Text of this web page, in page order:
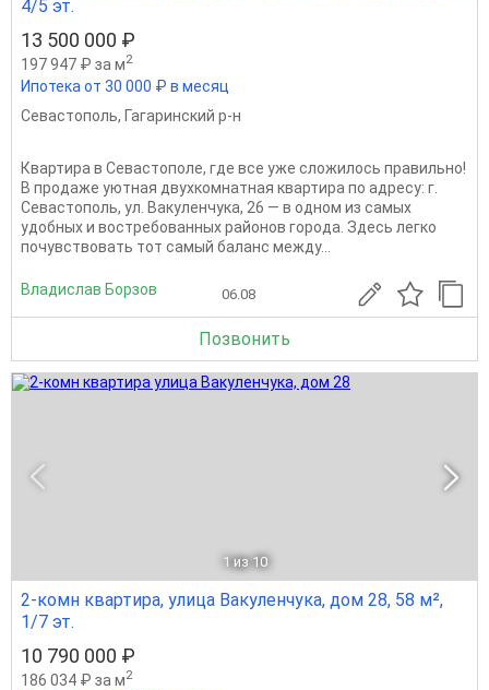
4/5 эт.
13 500 000 ₽
197 947 ₽ за м2
Ипотека от 30 000 ₽ в месяц
Севастополь, Гагаринский р-н
Квартира в Севастополе, где все уже сложилось правильно!
В продаже уютная двухкомнатная квартира по адресу: г.
Севастополь, ул. Вакуленчука, 26 — в одном из самых
удобных и востребованных районов города. Здесь легко
почувствовать тот самый баланс между...
Владислав Борзов 06.08
Позвонить
1 из 10
2-комн квартира, улица Вакуленчука, дом 28, 58 м²,
1/7 эт.
10 790 000 ₽
186 034 ₽ за м2